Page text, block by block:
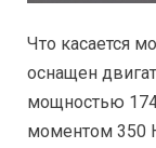
Что касается
оснащен
мощностью
моментом 350